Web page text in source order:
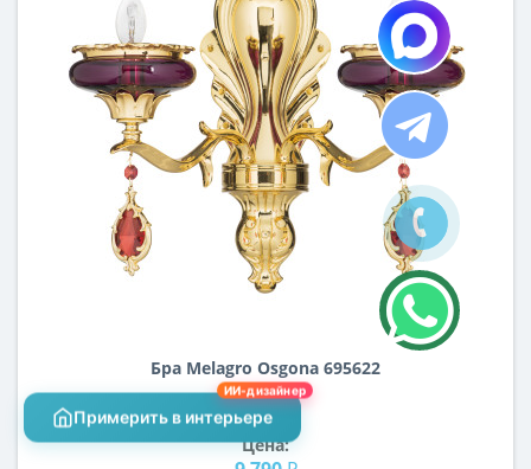
Бра Melagro Osgona 695622
Цена:
Примерить в интерьере
ИИ-дизайнер